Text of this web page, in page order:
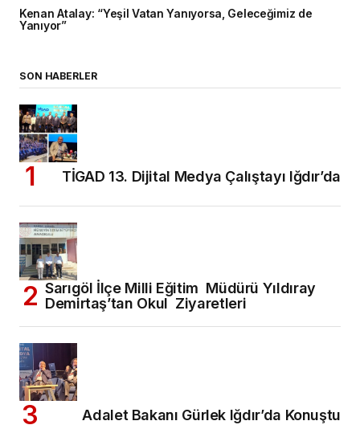
Kenan Atalay: “Yeşil Vatan Yanıyorsa, Geleceğimiz de
Yanıyor”
SON HABERLER
TİGAD 13. Dijital Medya Çalıştayı Iğdır’da
Sarıgöl İlçe Milli Eğitim Müdürü Yıldıray
Demirtaş’tan Okul Ziyaretleri
Adalet Bakanı Gürlek Iğdır’da Konuştu